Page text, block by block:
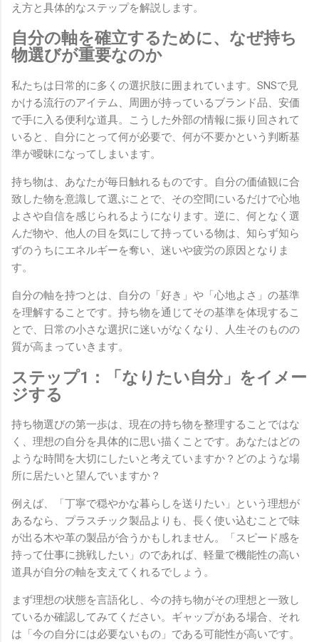
え方と具体的なステップを解説します。
自分の軸を確立するために、なぜ持ち
物選びが重要なのか
私たちは日常的に多くの選択肢に囲まれています。SNSで見
かける流行のアイテム、周囲が持っているブランド品、安価
で手に入る便利な道具。こうした外部の情報に振り回されて
いると、自分にとって何が必要で、何が不要かという判断基
準が曖昧になってしまいます。
持ち物は、あなたが毎日触れるものです。自分の価値観に合
致した物を意識して選ぶことで、その空間にいるだけで心地
よさや自信を感じられるようになります。逆に、何となく選
んだ物や、他人の目を気にして持っている物は、知らず知ら
ずのうちにエネルギーを奪い、迷いや疲労の原因となりま
す。
自分の軸を持つとは、自分の「好き」や「心地よさ」の基準
を理解することです。持ち物を通じてその基準を体現するこ
とで、日常の小さな選択に迷いがなくなり、人生そのものの
質が高まっていきます。
ステップ1：「なりたい自分」をイメー
ジする
持ち物選びの第一歩は、現在の持ち物を整理することではな
く、理想の自分を具体的に思い描くことです。あなたはどの
ような時間を大切にしたいと考えていますか？どのような場
所に居たいと望んでいますか？
例えば、「丁寧で穏やかな暮らしを送りたい」という理想が
あるなら、プラスチック製品よりも、長く使い込むことで味
が出る木や革の製品が合うかもしれません。「スピード感を
持って仕事に挑戦したい」のであれば、軽量で機能性の高い
道具が自分の軸を支えてくれるでしょう。
まず理想の状態を言語化し、今の持ち物がその理想と一致し
ているか確認してみてください。ギャップがある場合、それ
は「今の自分には必要ないもの」である可能性が高いです。